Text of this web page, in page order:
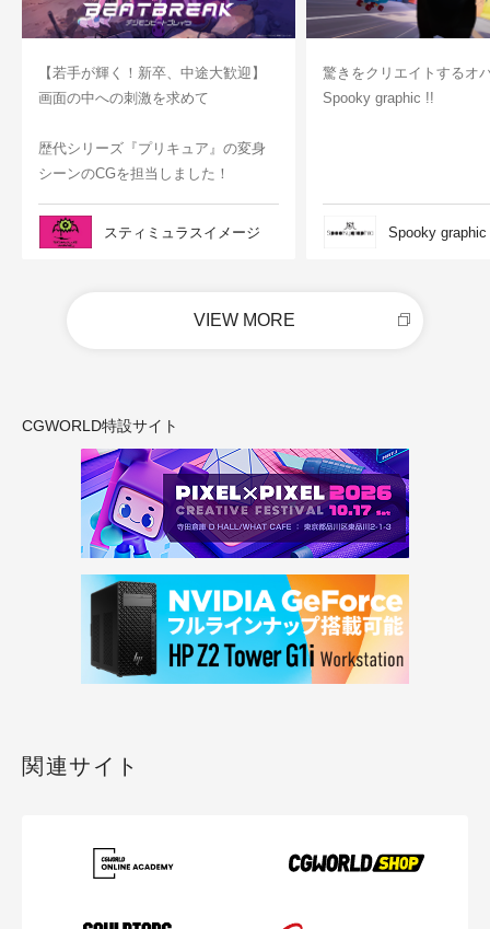
【若手が輝く！新卒、中途大歓迎】
画面の中への刺激を求めて
歴代シリーズ『プリキュア』の変身
シーンのCGを担当しました！
スティミュラスイメージ
驚きをクリエイトするオ
Spooky graphic !!
Spooky graphic
VIEW MORE
CGWORLD特設サイト
関連サイト